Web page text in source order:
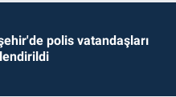
polis vatandaşları